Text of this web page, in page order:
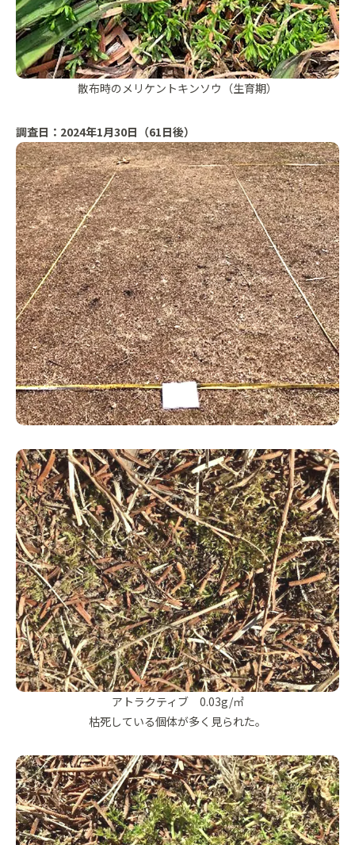
散布時のメリケントキンソウ（生育期）
調査日：2024年1月30日（61日後）
アトラクティブ 0.03g/㎡
枯死している個体が多く見られた。